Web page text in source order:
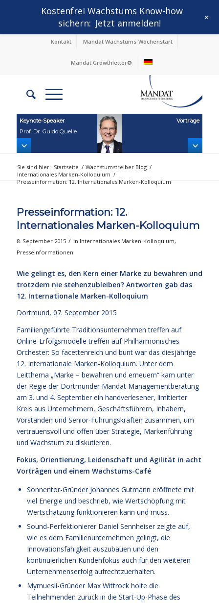
Kontakt Mandat Wachstums-Wochenstart
Mandat Growthletter®
Keynote‑Speaker
Prof. Dr. Guido Quelle
Vorträge
Sie sind hier: Startseite / Wachstumstreiber Blog /
Internationales Marken-Kolloquium /
Presseinformation: 12. Internationales Marken-Kolloquium
Presseinformation: 12.
Internationales Marken-Kolloquium
8. September 2015 / in Internationales Marken-Kolloquium,
Presseinformationen
Wie gelingt es, den Kern einer Marke zu bewahren und
trotzdem nie stehenzubleiben? Antworten gab das
12. Internationale Marken-Kolloquium
Dortmund, 07. September 2015
Familiengeführte Traditionsunternehmen treffen auf
Online-Erfolgsmodelle treffen auf Philharmonisches
Orchester: So facettenreich und bunt war das diesjährige
12. Internationale Marken-Kolloquium. Unter dem
Leitthema „Marke – bewahren und erneuern“ kam unter
der Regie der Dortmunder Mandat Managementberatung
am 3. und 4. September ein handverlesener, limitierter
Kreis aus Unternehmern, Geschäftsführern, Inhabern,
Vorständen und Senior-Führungskräften zusammen, um
vertrauensvoll und offen über Strategie, Markenführung
und Wachstum zu diskutieren.
Fokus, Orientierung, Leidenschaft und Agilität in acht
Vorträgen und einem Wachstums-Café
Sonnentor-Gründer Johannes Gutmann eröffnete mit
viel Energie und beschrieb, wie Wertschöpfung mit
Wertschätzung funktionieren kann und muss.
Sound-Perfektionierer Daniel Sennheiser zeigte auf,
wie es dem Familienunternehmen gelingt, die
Innovationsfähigkeit auszubauen und den
kontinuierlichen Kundenfokus auch für den weiteren
Unternehmenserfolg aufrechtzuerhalten.
Mymuesli-Gründer Max Wittrock holte die
Teilnehmenden zurück in die Start-Up-Phase des
Kostenfrei Wachstums Know-how
sichern: Jetzt anmelden! +